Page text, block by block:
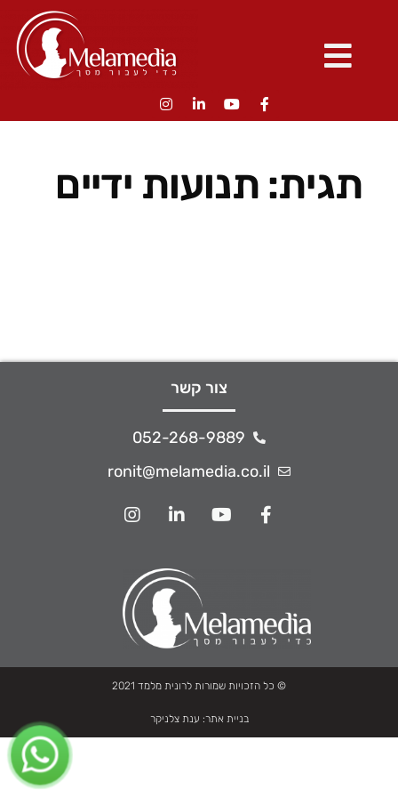
תגית: תנועות ידיים
צור קשר
052-268-9889
ronit@melamedia.co.il
© כל הזכויות שמורות לרונית מלמד 2021
בניית אתר: ענת צלניקר